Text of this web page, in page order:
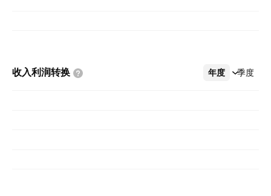
收入利润转换 年度 季度
更多